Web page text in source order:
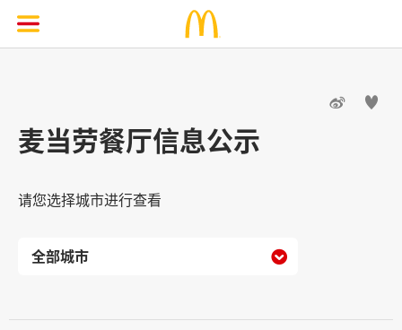
 
麦当劳餐厅信息公示
请您选择城市进行查看
